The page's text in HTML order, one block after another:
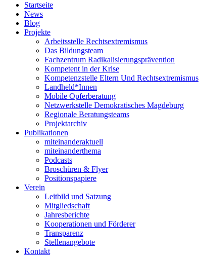
Startseite
News
Blog
Projekte
Arbeitsstelle Rechtsextremismus
Das Bildungsteam
Fachzentrum Radikalisierungsprävention
Kompetent in der Krise
Kompetenzstelle Eltern Und Rechtsextremismus
Landheld*Innen
Mobile Opferberatung
Netzwerkstelle Demokratisches Magdeburg
Regionale Beratungsteams
Projektarchiv
Publikationen
miteinanderaktuell
miteinanderthema
Podcasts
Broschüren & Flyer
Positionspapiere
Verein
Leitbild und Satzung
Mitgliedschaft
Jahresberichte
Kooperationen und Förderer
Transparenz
Stellenangebote
Kontakt